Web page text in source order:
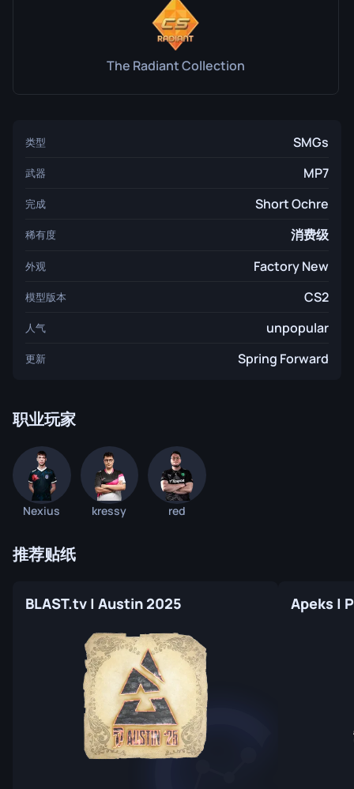
The Radiant Collection
类型 SMGs
武器 MP7
完成 Short Ochre
稀有度 消费级
外观 Factory New
模型版本 CS2
人气 unpopular
更新 Spring Forward
职业玩家
Nexius kressy red
推荐贴纸
BLAST.tv | Austin 2025 Apeks |